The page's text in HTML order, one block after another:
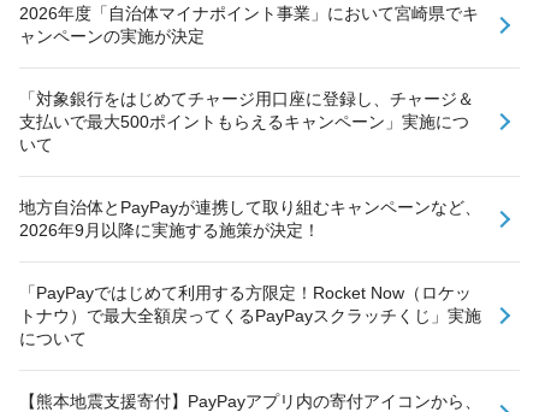
2026年度「自治体マイナポイント事業」において宮崎県でキ
ャンペーンの実施が決定
「対象銀行をはじめてチャージ用口座に登録し、チャージ＆
支払いで最大500ポイントもらえるキャンペーン」実施につ
いて
地方自治体とPayPayが連携して取り組むキャンペーンなど、
2026年9月以降に実施する施策が決定！
「PayPayではじめて利用する方限定！Rocket Now（ロケッ
トナウ）で最大全額戻ってくるPayPayスクラッチくじ」実施
について
【熊本地震支援寄付】PayPayアプリ内の寄付アイコンから、